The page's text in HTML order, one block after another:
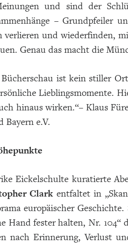
und sind der
– Grundpfeiler
verlieren und wiederfinden,
Genau das macht die
ist kein stiller
Lieblingsmomente.
hinaus wirken.“– Klaus
Bayern e.V.
Eickelschulte kuratierte
Clark entfaltet in
europäischer Geschichte.
Hand fester halten, Nr. 104“
nach Erinnerung, Verlust